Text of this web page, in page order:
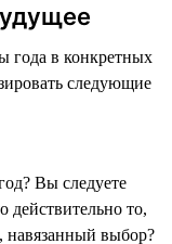
года в конкретных
следующие
Вы следуете
действительно то,
выбор?